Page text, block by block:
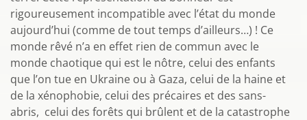
rigoureusement incompatible avec l’état du monde
aujourd’hui (comme de tout temps d’ailleurs…) ! Ce
monde rêvé n’a en effet rien de commun avec le
monde chaotique qui est le nôtre, celui des enfants
que l’on tue en Ukraine ou à Gaza, celui de la haine et
de la xénophobie, celui des précaires et des sans-
abris, celui des forêts qui brûlent et de la catastrophe